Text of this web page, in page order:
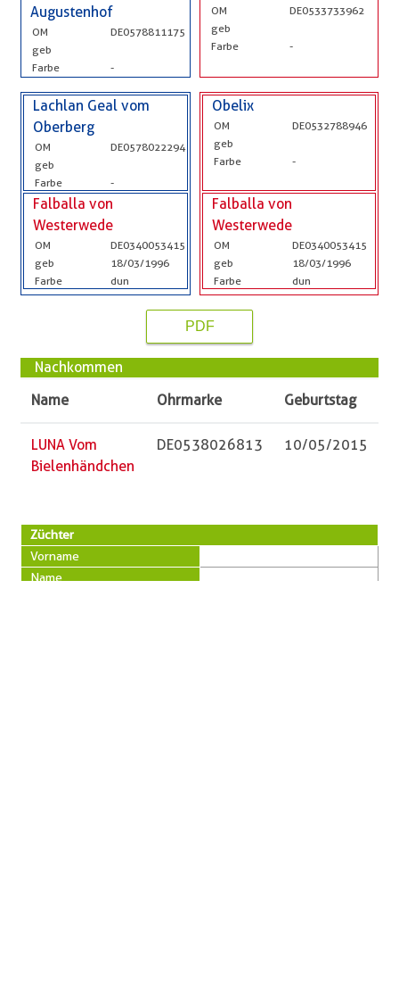
Augustenhof
OM
DE0578811175
geb
Farbe
-
OM
DE0533733962
geb
Farbe
-
Lachlan Geal vom
Oberberg
OM
DE0578022294
geb
Farbe
-
Falballa von
Westerwede
OM
DE0340053415
geb
18/03/1996
Farbe
dun
Obelix
OM
DE0532788946
geb
Farbe
-
Falballa von
Westerwede
OM
DE0340053415
geb
18/03/1996
Farbe
dun
PDF
Nachkommen
Name
Ohrmarke Geburtstag
LUNA Vom
Bielenhändchen
DE0538026813 10/05/2015
Züchter
Vorname
Name